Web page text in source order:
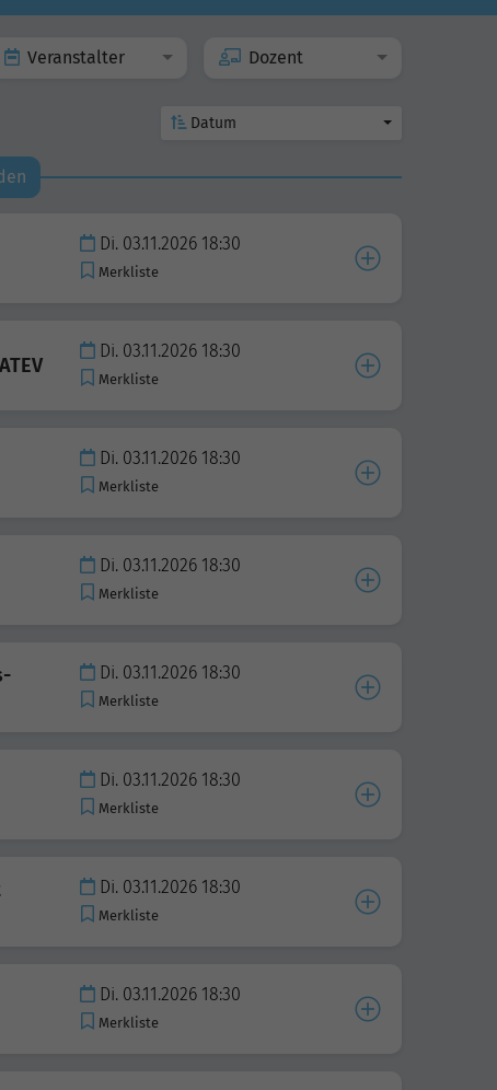
Veranstalter Dozent
Datum
Di. 03.11.2026 18:30
Merkliste
Di. 03.11.2026 18:30
Merkliste
Di. 03.11.2026 18:30
Merkliste
Di. 03.11.2026 18:30
Merkliste
Di. 03.11.2026 18:30
Merkliste
Di. 03.11.2026 18:30
Merkliste
Di. 03.11.2026 18:30
Merkliste
Di. 03.11.2026 18:30
Merkliste